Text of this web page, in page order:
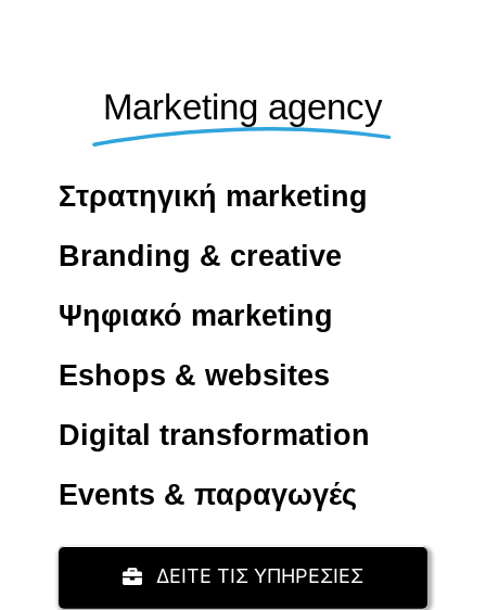
Marketing agency
Στρατηγική marketing
Branding & creative
Ψηφιακό marketing
Eshops & websites
Digital transformation
Events & παραγωγές
ΔΕΙΤΕ ΤΙΣ ΥΠΗΡΕΣΙΕΣ